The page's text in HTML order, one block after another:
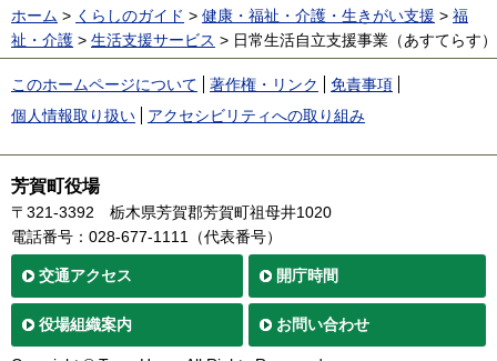
ホーム > くらしのガイド > 健康・福祉・介護・生きがい支援 > 福
祉・介護 > 生活支援サービス > 日常生活自立支援事業（あすてらす）
このホームページについて 著作権・リンク
免責事項
個人情報取り扱い
アクセシビリティへの取り組み
芳賀町役場
〒321-3392
栃木県芳賀郡芳賀町祖母井1020
電話番号：028-677-1111（代表番号）
交通アクセス 開庁時間
役場組織案内 お問い合わせ